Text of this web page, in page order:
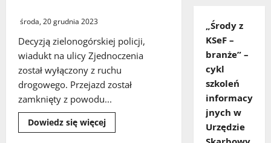
środa, 20 grudnia 2023
Decyzją zielonogórskiej policji,
wiadukt na ulicy Zjednoczenia
został wyłączony z ruchu
drogowego. Przejazd został
zamknięty z powodu...
Dowiedz się więcejDowiedz
się
„Środy z
KSeF –
branże” –
cykl
szkoleń
informacy
jnych w
Urzędzie